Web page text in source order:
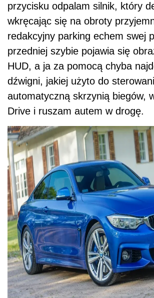
przycisku odpalam silnik, który
wkręcając się na obroty
redakcyjny parking echem swej
przedniej szybie pojawia się
HUD, a ja za pomocą chyba
dźwigni, jakiej użyto do
automatyczną skrzynią biegów,
Drive i ruszam autem w drogę.